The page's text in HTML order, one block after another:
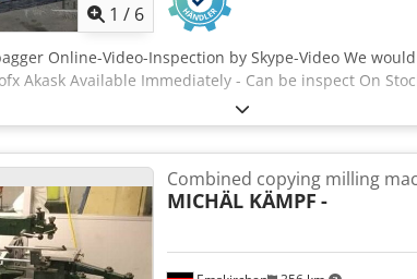
1 / 6
Online-Video-Inspection by Skype-Video We
Akask Available Immediately - Can be inspect On
Combined copying milling
MICHÄL KÄMPF -